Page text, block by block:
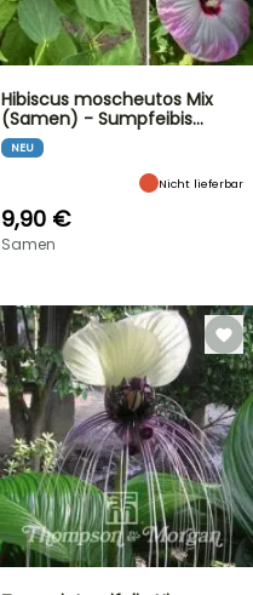
Hibiscus moscheutos Mix
(Samen) - Sumpfeibis…
NEU
Nicht lieferbar
9,90 €
Samen